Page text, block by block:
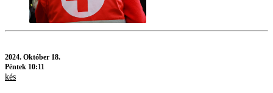
2024. Október 18.
Péntek 10:11
kés